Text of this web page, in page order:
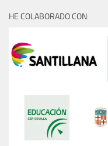
HE COLABORADO CON: